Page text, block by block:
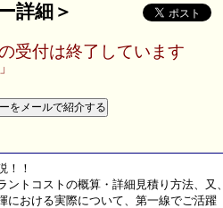
詳細＞
受付は終了しています
！！
トコストの概算・詳細見積り方法、又、
おける実際について、第一線でご活躍